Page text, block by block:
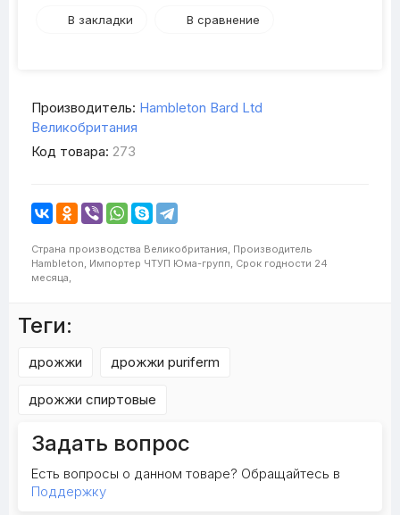
В закладки В сравнение
Производитель: Hambleton Bard Ltd
Великобритания
Код товара: 273
Страна производства Великобритания, Производитель
Hambleton, Импортер ЧТУП Юма-групп, Срок годности 24
месяца,
Теги:
дрожжи дрожжи puriferm
дрожжи спиртовые
Задать вопрос
Есть вопросы о данном товаре? Обращайтесь в
Поддержку